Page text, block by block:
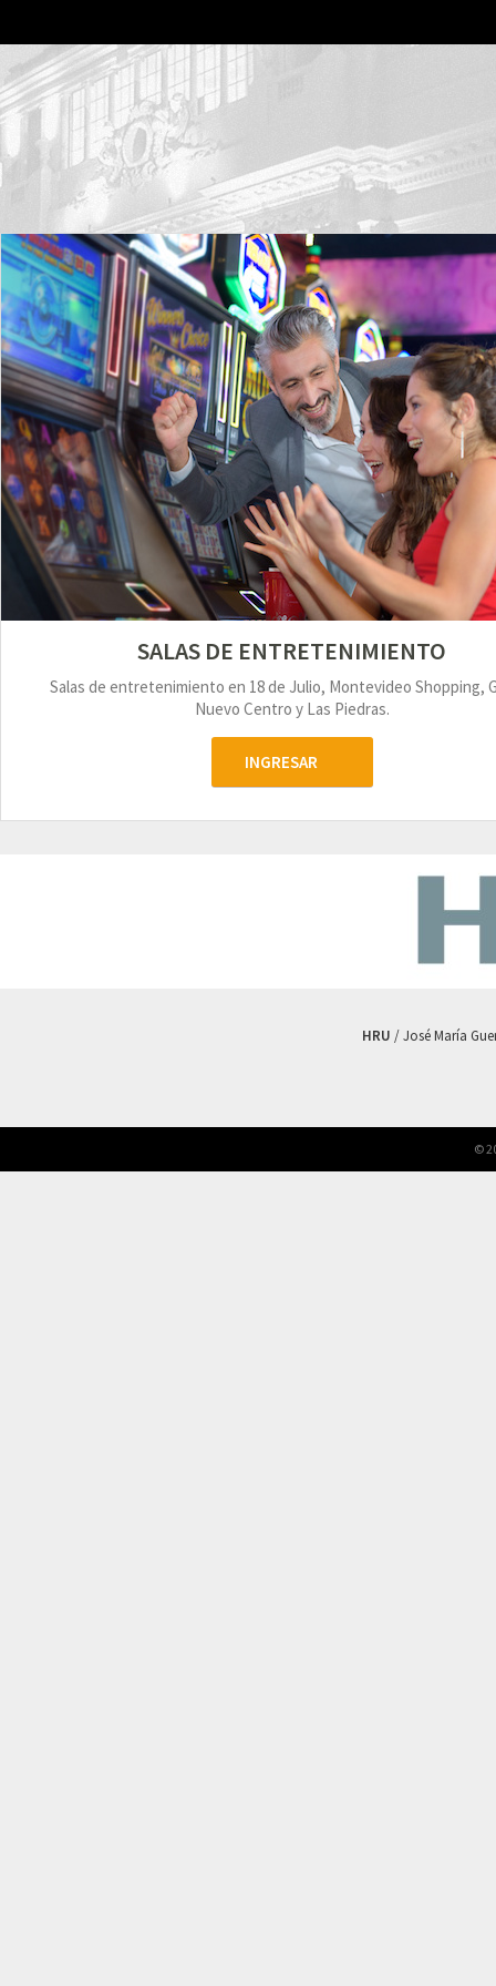
SALAS DE ENTRETENIMIENTO
Salas de entretenimiento en 18 de Julio, Montevideo Shopping,
Nuevo Centro y Las Piedras.
INGRESAR
HRU / José María
©